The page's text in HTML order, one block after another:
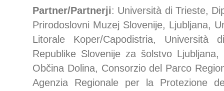
Partner/Partnerji: Università di Trieste,
Prirodoslovni Muzej Slovenije, Ljubljana,
Litorale Koper/Capodistria,
Republike Slovenije za šolstvo
Občina Dolina, Consorzio del Parco
Agenzia Regionale per la Protezione